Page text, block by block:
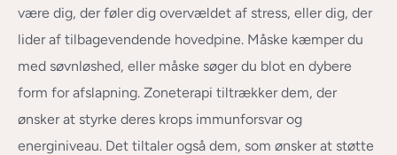
være dig, der føler dig overvældet af stress, eller dig, der
lider af tilbagevendende hovedpine. Måske kæmper du
med søvnløshed, eller måske søger du blot en dybere
form for afslapning. Zoneterapi tiltrækker dem, der
ønsker at styrke deres krops immunforsvar og
energiniveau. Det tiltaler også dem, som ønsker at støtte